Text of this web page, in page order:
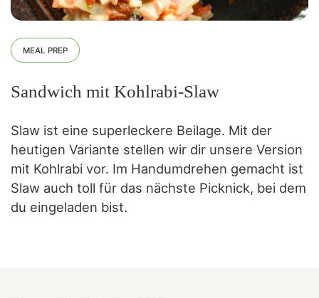
MEAL PREP
Sandwich mit Kohlrabi-Slaw
Slaw ist eine superleckere Beilage. Mit der
heutigen Variante stellen wir dir unsere Version
mit Kohlrabi vor. Im Handumdrehen gemacht ist
Slaw auch toll für das nächste Picknick, bei dem
du eingeladen bist.